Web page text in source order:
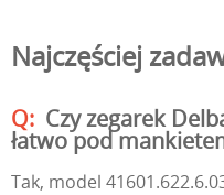
Najczęściej
Czy zegarek
łatwo pod
Tak, model